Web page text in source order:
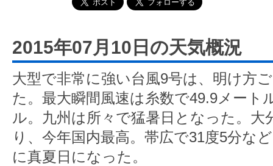
2015年07月10日の天気概況
大型で非常に強い台風9号は、明け方
た。最大瞬間風速は糸数で49.9メート
ル。九州は所々で猛暑日となった。大
り、今年国内最高。帯広で31度5分な
に真夏日になった。